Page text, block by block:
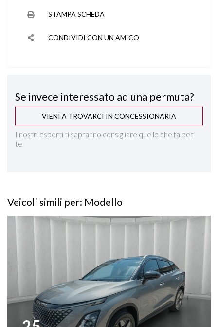
FRENATA DI EMERGENZA INTELLIGENTE
INGRESSI USB
INGRESSO USB POSTERIORE
KEYLESS GO
LANE ASSIST
PACK LUCI D'AMBIENTE
PARKTRONIC ANTERIORE E POSTERIORE
RILEVAMENTO ATTENZIONE DEL CONDUCENTE
STAMPA SCHEDA
CONDIVIDI CON UN AMICO
Se invece interessato ad una permuta?
VIENI A TROVARCI IN CONCESSIONARIA
I nostri esperti ti sapranno consigliare quello che fa per
te.
Veicoli simili per: Modello
Vedi dettagli